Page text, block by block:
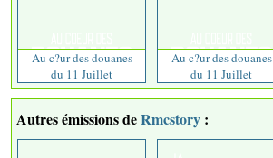
Au c?ur des douanes
du 11 Juillet
Au c?ur des douanes
du 11 Juillet
Autres émissions deRmcstory :